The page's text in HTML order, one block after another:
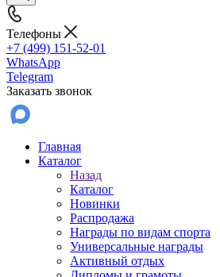
Телефоны
+7 (499) 151-52-01
WhatsApp
Telegram
Заказать звонок
Главная
Каталог
Назад
Каталог
Новинки
Распродажа
Награды по видам спорта
Универсальные награды
Активный отдых